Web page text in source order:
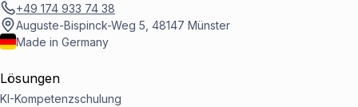
+49 174 933 74 38
Auguste-Bispinck-Weg 5, 48147 Münster
Made in Germany
Lösungen
KI-Kompetenzschulung